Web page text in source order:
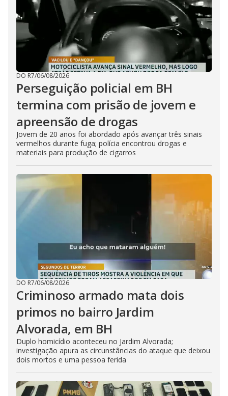
DO R7/06/08/2026
Perseguição policial em BH
termina com prisão de jovem e
apreensão de drogas
Jovem de 20 anos foi abordado após avançar três sinais
vermelhos durante fuga; polícia encontrou drogas e
materiais para produção de cigarros
DO R7/06/08/2026
Criminoso armado mata dois
primos no bairro Jardim
Alvorada, em BH
Duplo homicídio aconteceu no Jardim Alvorada;
investigação apura as circunstâncias do ataque que deixou
dois mortos e uma pessoa ferida